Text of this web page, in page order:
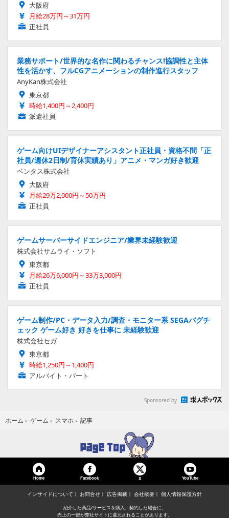
大阪府
月給28万円～31万円
正社員
業務サポート/世界的な名作に関わるチャンス!協調性と主体
性を活かす、フルCGアニメーションの制作進行スタッフ
AnyKan株式会社
東京都
時給1,400円～2,400円
派遣社員
ゲーム向けUIデザイナーアシスタント正社員・資格不問「正
社員/週休2日制/育休実績あり」アニメ・マンガ好き歓迎
ベンタス株式会社
大阪府
月給29万2,000円～50万円
正社員
ゲームサーバーサイドエンジニア/業界未経験歓迎
株式会社サムライ・ソフト
東京都
月給26万6,000円～33万3,000円
正社員
ゲーム制作/PC・データ入力/調査・モニター系 SEGAバグチ
ェック ゲーム好き 好きを仕事に 未経験歓迎
株式会社セガ
東京都
時給1,250円～1,400円
アルバイト・パート
Sponsored by
ホーム › ゲーム › スマホ › 記事
Home Facebook X YouTube
インサイドについて お問合せ 広告掲載 会社概要 個人情報保護方針
紹介した商品/サービスを購入、契約した場合に、
売上の一部が弊社サイトに還元されることがあります。